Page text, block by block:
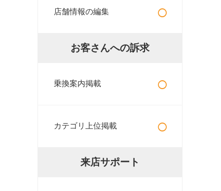
店舗情報の編集 ○
お客さんへの訴求
乗換案内掲載 ○
カテゴリ上位掲載 ○
来店サポート